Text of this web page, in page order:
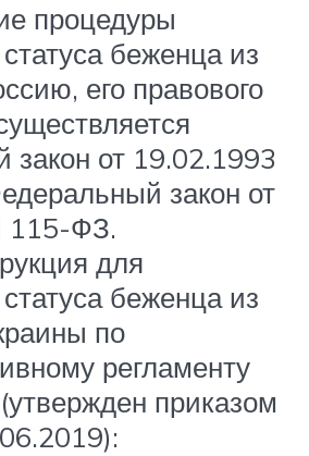
процедуры
беженца из
его правового
от 19.02.1993
закон от
115-ФЗ.
для
беженца из
по
регламенту
приказом